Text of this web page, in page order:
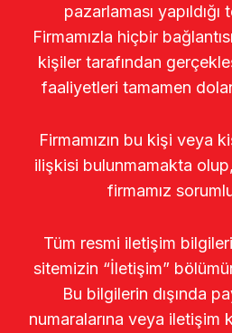
pazarlaması
Firmamızla hiçbir
kişiler tarafından
faaliyetleri tamamen
Firmamızın bu kişi veya
ilişkisi bulunmamakta
firmamız
Tüm resmi iletişim
sitemizin “İletişim”
Bu bilgilerin dışında
numaralarına veya iletişim